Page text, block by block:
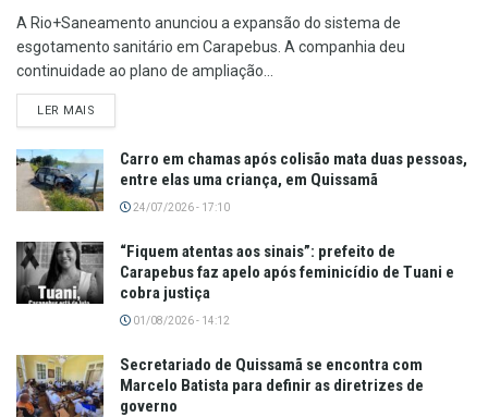
A Rio+Saneamento anunciou a expansão do sistema de
esgotamento sanitário em Carapebus. A companhia deu
continuidade ao plano de ampliação...
LER MAIS
Carro em chamas após colisão mata duas pessoas,
entre elas uma criança, em Quissamã
24/07/2026 - 17:10
“Fiquem atentas aos sinais”: prefeito de
Carapebus faz apelo após feminicídio de Tuani e
cobra justiça
01/08/2026 - 14:12
Secretariado de Quissamã se encontra com
Marcelo Batista para definir as diretrizes de
governo